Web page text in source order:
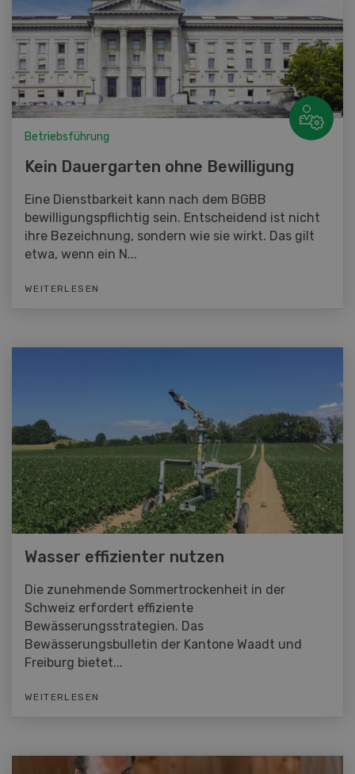
Betriebsführung
Kein Dauergarten ohne Bewilligung
Eine Dienstbarkeit kann nach dem BGBB
bewilligungspflichtig sein. Entscheidend ist nicht
ihre Bezeichnung, sondern wie sie wirkt. Das gilt
etwa, wenn ein N...
WEITERLESEN
Wasser effizienter nutzen
Die zunehmende Sommertrockenheit in der
Schweiz erfordert effiziente
Bewässerungsstrategien. Das
Bewässerungsbulletin der Kantone Waadt und
Freiburg bietet...
WEITERLESEN